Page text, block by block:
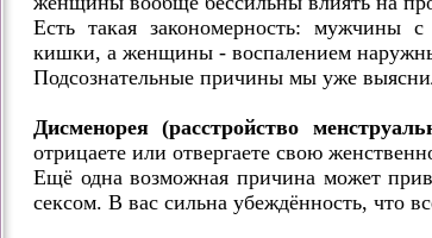
Есть такая закономерность: мужчины
кишки, а женщины - воспалением
Подсознательные причины мы уже
Дисменорея (расстройство
отрицаете или отвергаете свою
Ещё одна возможная причина может
сексом. В вас сильна убеждённость, что